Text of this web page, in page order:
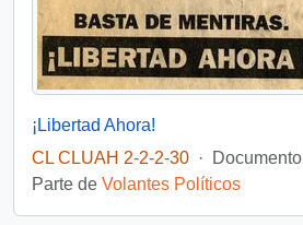
¡Libertad Ahora!
CL CLUAH 2-2-2-30 ·
Documento
Parte de Volantes Políticos